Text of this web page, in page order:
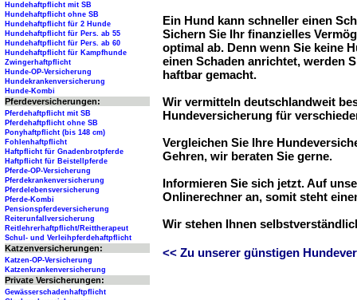
Ein Hund kann schneller einen
Sichern Sie Ihr finanzielles
optimal ab. Denn wenn Sie keine
einen Schaden anrichtet, werden
haftbar gemacht.
Wir vermitteln deutschlandweit
Hundeversicherung für
Vergleichen Sie Ihre
Gehren, wir beraten Sie gerne.
Informieren Sie sich jetzt. Auf
Onlinerechner an, somit steht
Wir stehen Ihnen
<< Zu unserer günstigen
Hundehaftpflicht mit SB
Hundehaftpflicht ohne SB
Hundehaftpflicht für 2 Hunde
Hundehaftpflicht für Pers. ab 55
Hundehaftpflicht für Pers. ab 60
Hundehaftpflicht für Kampfhunde
Zwingerhaftpflicht
Hunde-OP-Versicherung
Hundekrankenversicherung
Hunde-Kombi
Pferdeversicherungen:
Pferdehaftpflicht mit SB
Pferdehaftpflicht ohne SB
Ponyhaftpflicht (bis 148 cm)
Fohlenhaftpflicht
Haftpflicht für Gnadenbrotpferde
Haftpflicht für Beistellpferde
Pferde-OP-Versicherung
Pferdekrankenversicherung
Pferdelebensversicherung
Pferde-Kombi
Pensionspferdeversicherung
Reiterunfallversicherung
Reitlehrerhaftpflicht/Reittherapeut
Schul- und Verleihpferdehaftpflicht
Katzenversicherungen:
Katzen-OP-Versicherung
Katzenkrankenversicherung
Private Versicherungen:
Gewässerschadenhaftpflicht